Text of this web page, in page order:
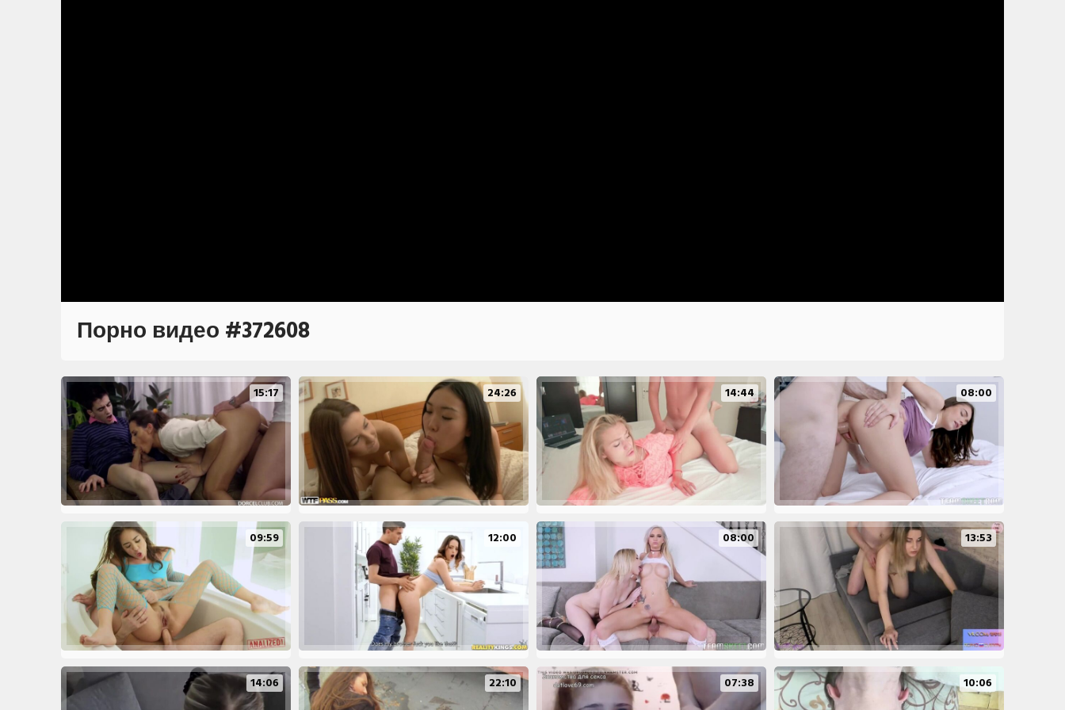
Порно видео #372608
15:17 24:26 14:44 08:00
09:59 12:00 08:00 13:53
14:06 22:10 07:38 10:06